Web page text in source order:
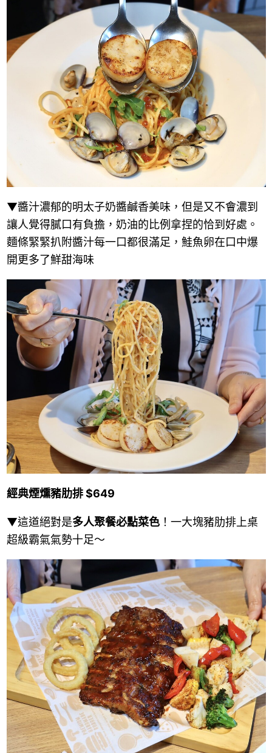
▼醬汁濃郁的明太子奶醬鹹香美味，但是又不會濃到
讓人覺得膩口有負擔，奶油的比例拿捏的恰到好處。
麵條緊緊扒附醬汁每一口都很滿足，鮭魚卵在口中爆
開更多了鮮甜海味
經典煙燻豬肋排 $649
▼這道絕對是多人聚餐必點菜色！一大塊豬肋排上桌
超級霸氣氣勢十足～